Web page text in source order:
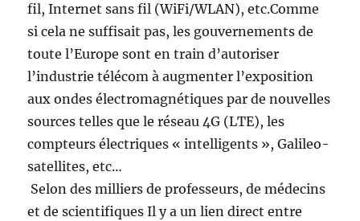
fil, Internet sans fil (WiFi/WLAN), etc.Comme
si cela ne suffisait pas, les gouvernements de
toute l’Europe sont en train d’autoriser
l’industrie télécom à augmenter l’exposition
aux ondes électromagnétiques par de nouvelles
sources telles que le réseau 4G (LTE), les
compteurs électriques « intelligents », Galileo-
satellites, etc…
Selon des milliers de professeurs, de médecins
et de scientifiques Il y a un lien direct entre